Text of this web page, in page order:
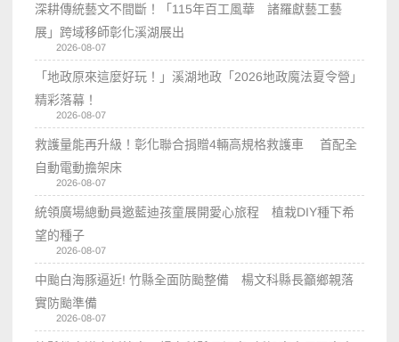
深耕傳統藝文不間斷！「115年百工風華 諸羅獻藝工藝
展」跨域移師彰化溪湖展出
2026-08-07
「地政原來這麼好玩！」溪湖地政「2026地政魔法夏令營」
精彩落幕！
2026-08-07
救護量能再升級！彰化聯合捐贈4輛高規格救護車 首配全
自動電動擔架床
2026-08-07
統領廣場總動員邀藍迪孩童展開愛心旅程 植栽DIY種下希
望的種子
2026-08-07
中颱白海豚逼近! 竹縣全面防颱整備 楊文科縣長籲鄉親落
實防颱準備
2026-08-07